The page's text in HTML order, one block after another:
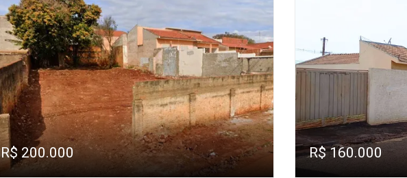
R$ 200.000 R$ 160.000